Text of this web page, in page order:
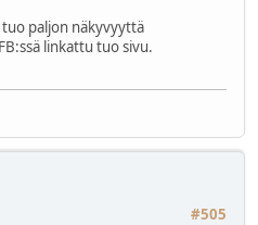
paljon näkyvyyttä
linkattu tuo sivu.
#505